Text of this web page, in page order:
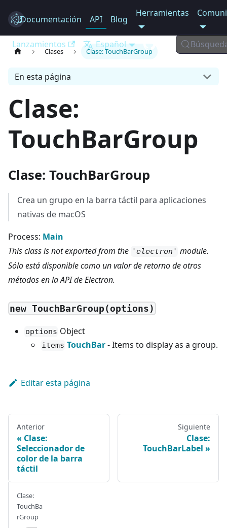
Electron
Documentación API Blog
Herramientas
Lanzamientos Español
Clases Clase: TouchBarGroup
En esta página
Clase:
TouchBarGroup
Clase: TouchBarGroup
Crea un grupo en la barra táctil para aplicaciones
nativas de macOS
Process: Main
This class is not exported from the 'electron' module.
Sólo está disponible como un valor de retorno de otros
métodos en la API de Electron.
new TouchBarGroup(options)
options Object
items TouchBar- Items to display as a group.
Editar esta página
Anterior
Clase:
Seleccionador de
color de la barra
táctil
Siguiente
Clase:
TouchBarLabel
Clase:
TouchBa
rGroup